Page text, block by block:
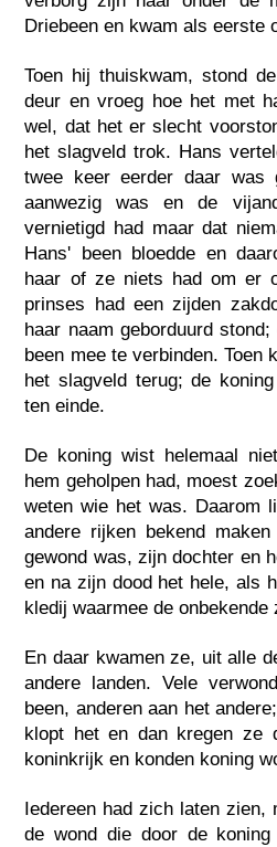
Driebeen en kwam als eerste
Toen hij thuiskwam, stond
deur en vroeg hoe het met
wel, dat het er slecht
het slagveld trok. Hans
twee keer eerder daar was
aanwezig was en de
vernietigd had maar dat
Hans' been bloedde en
haar of ze niets had om er
prinses had een zijden
haar naam geborduurd
been mee te verbinden. Toen
het slagveld terug; de
ten einde.
De koning wist helemaal
hem geholpen had, moest
weten wie het was. Daarom
andere rijken bekend
gewond was, zijn dochter en
en na zijn dood het hele, als
kledij waarmee de
En daar kwamen ze, uit alle
andere landen. Vele
been, anderen aan het
klopt het en dan kregen ze
koninkrijk en konden koning
Iedereen had zich laten zien,
de wond die door de